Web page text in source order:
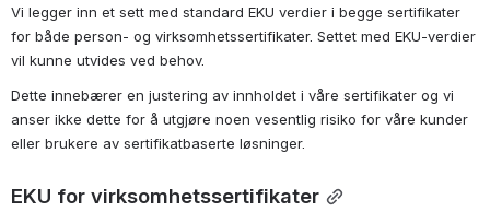
Vi legger inn et sett med standard EKU verdier i begge sertifikater
for både person- og virksomhetssertifikater. Settet med EKU-verdier
vil kunne utvides ved behov.
Dette innebærer en justering av innholdet i våre sertifikater og vi
anser ikke dette for å utgjøre noen vesentlig risiko for våre kunder
eller brukere av sertifikatbaserte løsninger.
EKU for virksomhetssertifikater